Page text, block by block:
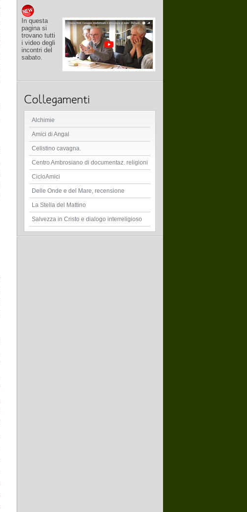
In questa
pagina si
trovano tutti
i video degli
incontri del
sabato.
Alchimie
Amici di Angal
Celistino cavagna.
Centro Ambrosiano di documentaz. religioni
CicloAmici
Delle Onde e del Mare, recensione
La Stella del Mattino
Salvezza in Cristo e dialogo interreligioso